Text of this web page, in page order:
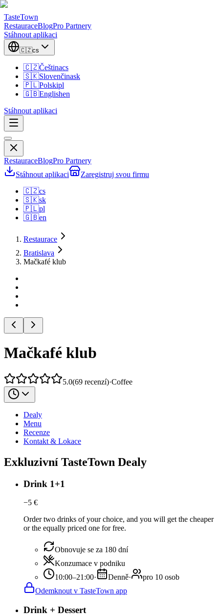
TasteTown
RestauraceBlogPro Partnery
Stáhnout aplikaci
🇨🇿cs
🇨🇿Češtinacs
🇸🇰Slovenčinask
🇵🇱Polskipl
🇬🇧Englishen
Stáhnout aplikaci
RestauraceBlogPro Partnery
Stáhnout aplikaci
Zaregistruj svou firmu
🇨🇿cs
🇸🇰sk
🇵🇱pl
🇬🇧en
Restaurace
Bratislava
Mačkafé klub
Mačkafé klub
5.0(69 recenzí)·Coffee
Dealy
Menu
Recenze
Kontakt & Lokace
Exkluzivní TasteTown Dealy
Drink 1+1
−5 €
Order two drinks of your choice, and you will get the cheaper
or the equally priced one for free.
Obnovuje se za 180 dní
Konzumace v podniku
10:00–21:00· Denně·
pro 10 osob
Odemknout v TasteTown app
Drink + Dessert